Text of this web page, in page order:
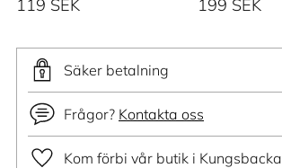
119 SEK 199 SEK
Säker betalning
Frågor? Kontakta oss
Kom förbi vår butik i Kungsbacka